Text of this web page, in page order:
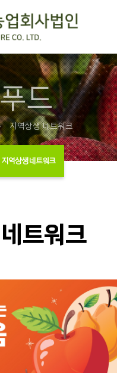
드
지역상생 네트워크
지역상생 네트워크
트워크